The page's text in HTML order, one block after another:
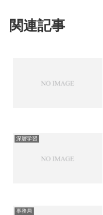
関連記事
深層学習
事務局